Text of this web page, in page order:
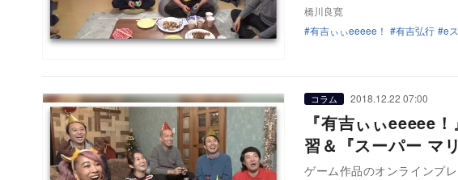
橋川良寛
有吉ぃぃeeeee！
有吉弘行 e
コラム 2018.12.22 07:00
『有吉ぃぃeeeee
習＆『スーパー マ
ゲーム作品のオンラインプ